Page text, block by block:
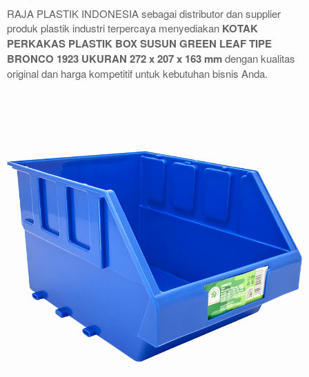
RAJA PLASTIK INDONESIA sebagai distributor dan supplier
produk plastik industri terpercaya menyediakan KOTAK
PERKAKAS PLASTIK BOX SUSUN GREEN LEAF TIPE
BRONCO 1923 UKURAN 272 x 207 x 163 mmdengan kualitas
original dan harga kompetitif untuk kebutuhan bisnis Anda.